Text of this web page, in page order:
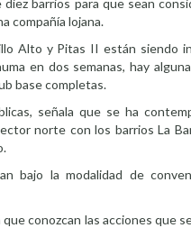
barrios para que sean
compañía lojana.
Alto y Pitas II están siendo
en dos semanas, hay
base completas.
señala que se ha
norte con los barrios La
bajo la modalidad de
conozcan las acciones que